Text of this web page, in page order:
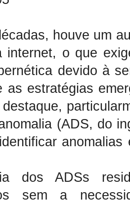
houve um
internet, o que
devido à
as estratégias
(ADS, do
dos ADSs
sem a